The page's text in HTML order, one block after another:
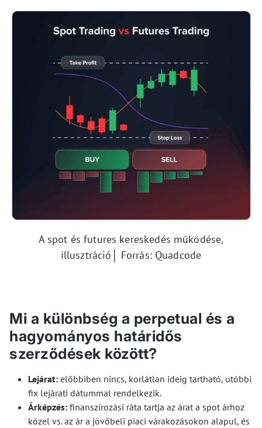
A spot és futures kereskedés működése,
illusztráció│ Forrás: Quadcode
Mi a különbség a perpetual és a
hagyományos határidős
szerződések között?
Lejárat: előbbiben nincs, korlátlan ideig tartható, utóbbi
fix lejárati dátummal rendelkezik.
Árképzés: finanszírozási ráta tartja az árat a spot árhoz
közel vs. az ár a jövőbeli piaci várakozásokon alapul, és